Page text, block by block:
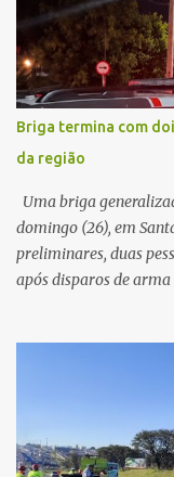
permaneceu com a
cerca de dez minutos
que o automóvel
pelas imediações,
Conforme o boletim,
relatou ter visto a
característica
já apresentava antes
v...
Briga termina com
da região
Uma briga
domingo (26), em
preliminares, duas
após disparos de
diversos disparos.
três pessoas foram
foram divulgadas